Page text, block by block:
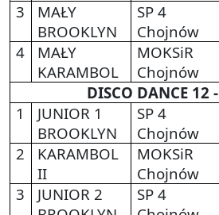
3
MAŁY
BROOKLYN
SP 4
Chojnów
4
MAŁY
KARAMBOL
MOKSiR
Chojnów
DISCO DANCE 12
1
JUNIOR 1
BROOKLYN
SP 4
Chojnów
2
KARAMBOL
II
MOKSiR
Chojnów
3
JUNIOR 2
SP 4